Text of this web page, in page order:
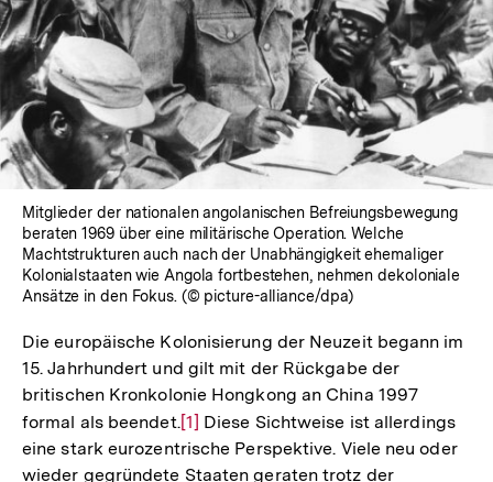
Mitglieder der nationalen angolanischen Befreiungsbewegung
beraten 1969 über eine militärische Operation. Welche
Machtstrukturen auch nach der Unabhängigkeit ehemaliger
Kolonialstaaten wie Angola fortbestehen, nehmen dekoloniale
Ansätze in den Fokus. (© picture-alliance/dpa)
Die europäische Kolonisierung der Neuzeit begann im
15. Jahrhundert und gilt mit der Rückgabe der
britischen Kronkolonie Hongkong an China 1997
formal als beendet.Zur
Auflösung
der
[1] Diese Sichtweise ist allerdings
eine stark eurozentrische Perspektive. Viele neu oder
wieder gegründete Staaten geraten trotz der